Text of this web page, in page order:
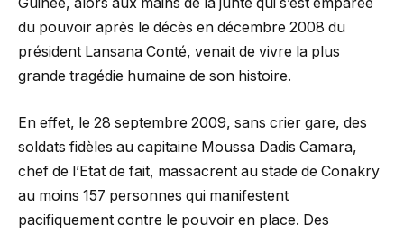
du pouvoir après le décès en décembre 2008 du
président Lansana Conté, venait de vivre la plus
grande tragédie humaine de son histoire.
En effet, le 28 septembre 2009, sans crier gare, des
soldats fidèles au capitaine Moussa Dadis Camara,
chef de l’Etat de fait, massacrent au stade de Conakry
au moins 157 personnes qui manifestent
pacifiquement contre le pouvoir en place. Des